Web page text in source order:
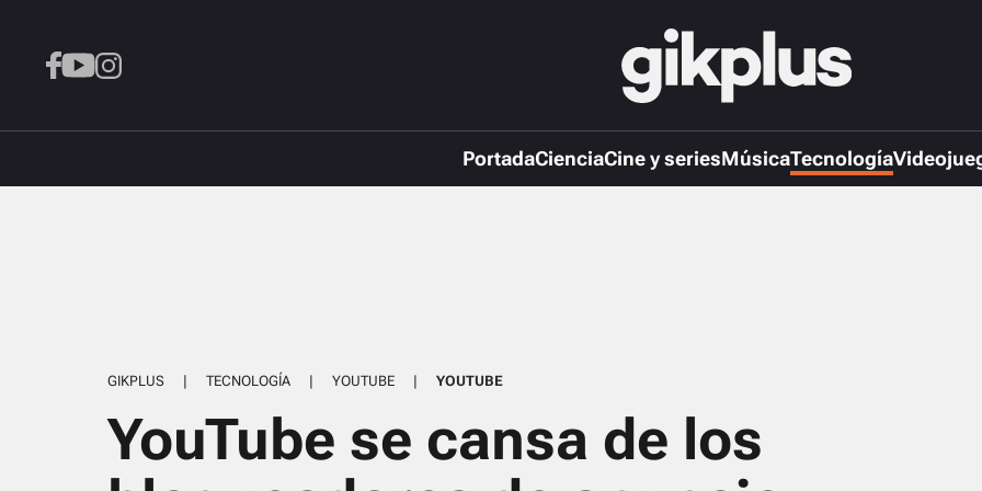
PortadaCienciaCine y seriesMúsicaTecnología
GIKPLUS | TECNOLOGÍA | YOUTUBE | YOUTUBE
YouTube se cansa de los